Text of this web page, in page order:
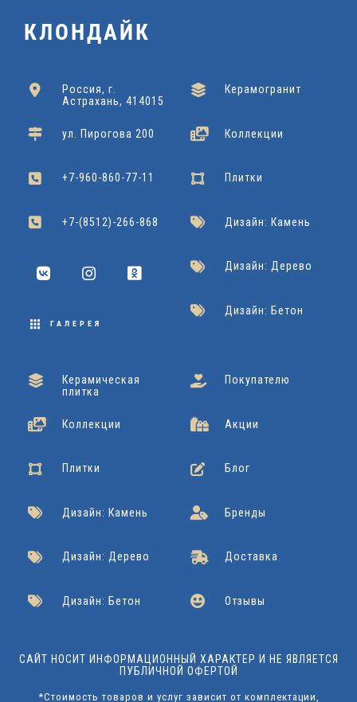
6
x
1
2
Grasaro
Подробнее
0
6
Grasaro
Подробнее
1
0
Kerranova
2
x
2
0
x
0
T
R
A
2
x
0
КЛОНДАЙК
Россия, г.
Астрахань, 414015
ул. Пирогова 200
+7-960-860-77-11
+7-(8512)-266-868
ГАЛЕРЕЯ
Керамогранит
Коллекции
Плитки
Дизайн: Камень
Дизайн: Дерево
Дизайн: Бетон
Керамическая
плитка
Коллекции
Плитки
Дизайн: Камень
Дизайн: Дерево
Дизайн: Бетон
Покупателю
Акции
Блог
Бренды
Доставка
Отзывы
САЙТ НОСИТ ИНФОРМАЦИОННЫЙ ХАРАКТЕР И НЕ ЯВЛЯЕТСЯ
ПУБЛИЧНОЙ ОФЕРТОЙ
*Стоимость товаров и услуг зависит от комплектации,